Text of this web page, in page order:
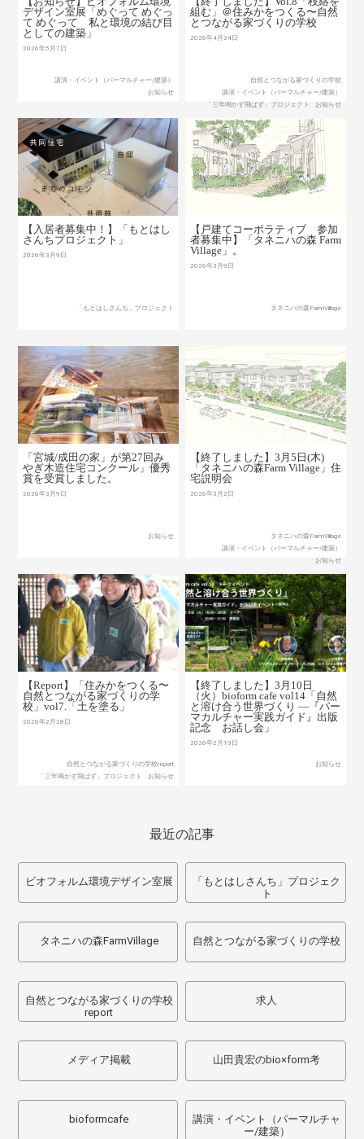
デザイン室展「めぐって めぐっ
て めぐって 私と環境の結び目
としての建築」
2026年5月7日
講演・イベント（パーマルチャー/建築）
お知らせ
組む」＠住みかをつくる〜自然
とつながる家づくりの学校
2026年4月24日
自然とつながる家づくりの学校
講演・イベント（パーマルチャー/建築）
「三年鳴かず飛ばず」プロジェクト
お知らせ
【入居者募集中！】「もとはし
さんちプロジェクト」
2026年3月9日
「もとはしさんち」プロジェクト
【戸建てコーポラティブ 参加
者募集中】「タネニハの森 Farm
Village」。
2026年3月9日
タネニハの森FarmVillage
「宮城/成田の家」が第27回み
やぎ木造住宅コンクール」優秀
賞を受賞しました。
2026年3月9日
お知らせ
【終了しました】3月5日(木)
「タネニハの森Farm Village」住
宅説明会
2026年3月2日
タネニハの森FarmVillage
講演・イベント（パーマルチャー/建築）
お知らせ
【Report】「住みかをつくる〜
自然とつながる家づくりの学
校」vol7.「土を塗る」
2026年2月28日
自然とつながる家づくりの学校report
「三年鳴かず飛ばず」プロジェクト
お知らせ
【終了しました】3月10日
（火）bioform cafe vol14「自然
と溶け合う世界づくり ―『パー
マカルチャー実践ガイド』出版
記念 お話し会」
2026年2月19日
お知らせ
最近の記事
ビオフォルム環境デザイン室展
「もとはしさんち」プロジェク
ト
タネニハの森FarmVillage 自然とつながる家づくりの学校
自然とつながる家づくりの学校
report
求人
メディア掲載 山田貴宏のbio×form考
bioformcafe
講演・イベント（パーマルチャ
ー/建築）